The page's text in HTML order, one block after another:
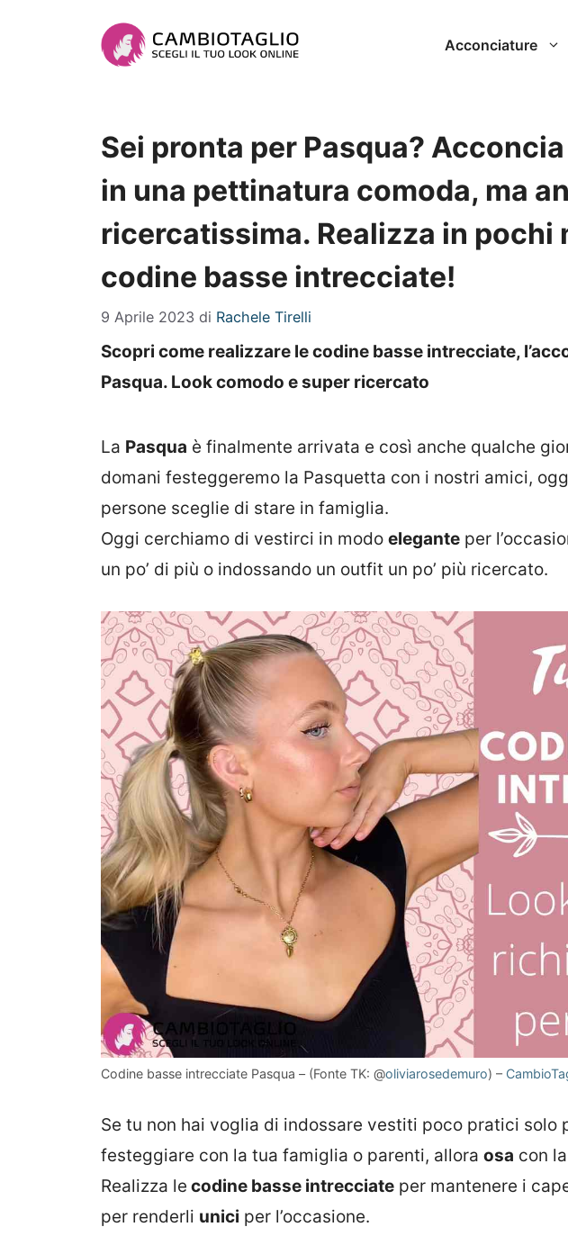
Acconciature
Sei pronta per Pasqua?
in una pettinatura comoda, ma
ricercatissima. Realizza in pochi
codine basse intrecciate!
9 Aprile 2023 di Rachele Tirelli
Scopri come realizzare le codine basse intrecciate,
Pasqua. Look comodo e super ricercato
La Pasqua è finalmente arrivata e così anche qualche
domani festeggeremo la Pasquetta con i nostri amici,
persone sceglie di stare in famiglia.
Oggi cerchiamo di vestirci in modo elegante per
un po’ di più o indossando un outfit un po’ più ricercato.
Codine basse intrecciate Pasqua – (Fonte TK: @oliviarosedemuro) –
Se tu non hai voglia di indossare vestiti poco pratici solo
festeggiare con la tua famiglia o parenti, allora osa con
Realizza le codine basse intrecciate per mantenere i
per renderli unici per l’occasione.